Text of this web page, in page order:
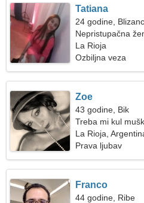
Tatiana
24 godine,
Nepristupačna
La Rioja
Ozbiljna veza
Zoe
43 godine, Bik
Treba mi kul
La Rioja,
Prava ljubav
Franco
44 godine, Ribe